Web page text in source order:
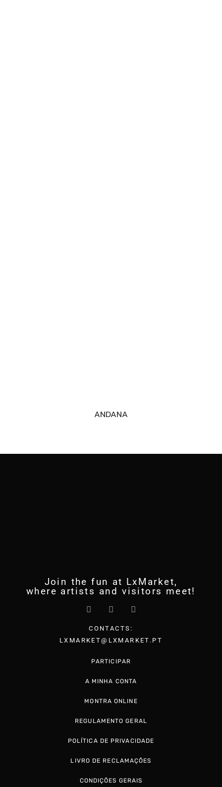
ANDANA
Join the fun at LxMarket,
where artists and visitors meet!
CONTACTS:
LXMARKET@LXMARKET.PT
POLÍTICA DE PRIVACIDADE
LIVRO DE RECLAMAÇÕES
CONDIÇÕES GERAIS
PARTICIPAR
A MINHA CONTA
MONTRA ONLINE
REGULAMENTO GERAL